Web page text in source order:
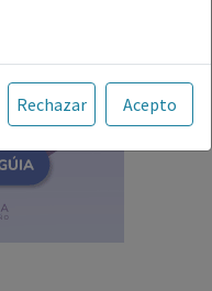
Web está
español y, por
legalmente
medicamentos
técnica de los
informativo,
Rechazar Acepto